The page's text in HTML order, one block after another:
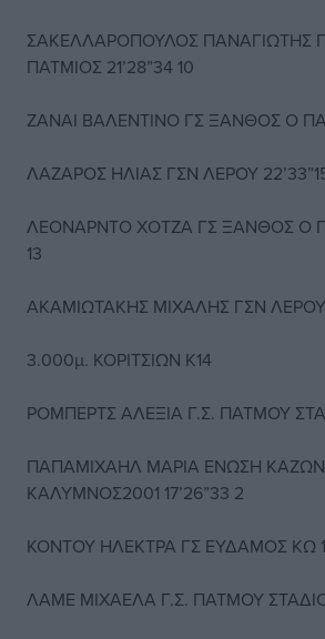
ΣΑΚΕΛΛΑΡΟΠΟΥΛΟΣ ΠΑΝΑΓΙΩΤΗΣ
ΠΑΤΜΙΟΣ 21’28”34 10
ΖΑΝΑΙ ΒΑΛΕΝΤΙΝΟ ΓΣ ΞΑΝΘΟΣ Ο
ΛΑΖΑΡΟΣ ΗΛΙΑΣ ΓΣΝ ΛΕΡΟΥ
ΛΕΟΝΑΡΝΤΟ ΧΟΤΖΑ ΓΣ ΞΑΝΘΟΣ Ο
13
ΑΚΑΜΙΩΤΑΚΗΣ ΜΙΧΑΛΗΣ ΓΣΝ ΛΕΡΟΥ
3.000μ. ΚΟΡΙΤΣΙΩΝ Κ14
ΡΟΜΠΕΡΤΣ ΑΛΕΞΙΑ Γ.Σ. ΠΑΤΜΟΥ
ΠΑΠΑΜΙΧΑΗΛ ΜΑΡΙΑ ΕΝΩΣΗ
ΚΑΛΥΜΝΟΣ2001 17’26”33 2
ΚΟΝΤΟΥ ΗΛΕΚΤΡΑ ΓΣ ΕΥΔΑΜΟΣ ΚΩ
ΛΑΜΕ ΜΙΧΑΕΛΑ Γ.Σ. ΠΑΤΜΟΥ